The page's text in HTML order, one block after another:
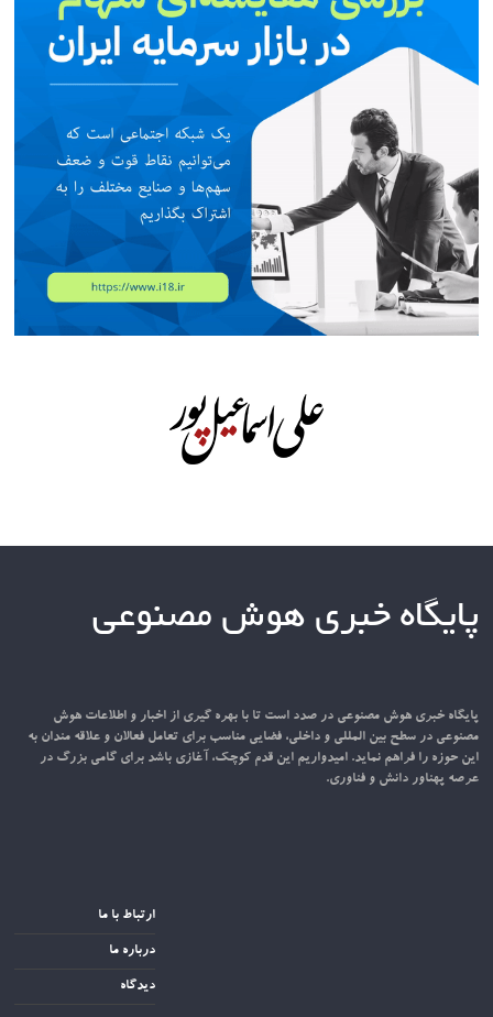
پایگاه خبری هوش مصنوعی
پایگاه خبری هوش مصنوعی در صدد است تا با بهره گیری از اخبار و اطلاعات هوش
مصنوعی در سطح بین المللی و داخلی، فضایی مناسب برای تعامل فعالان و علاقه مندان به
این حوزه را فراهم نماید. امیدواریم این قدم کوچک، آغازی باشد برای گامی بزرگ در
عرصه پهناور دانش و فناوری.
ارتباط با ما
درباره ما
دیدگاه